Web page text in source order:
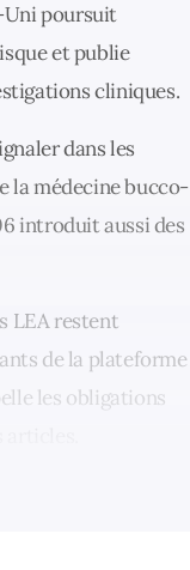
Uni poursuit
et publie
cliniques.
dans les
la médecine bucco-
introduit aussi des
LEA restent
de la plateforme
les obligations